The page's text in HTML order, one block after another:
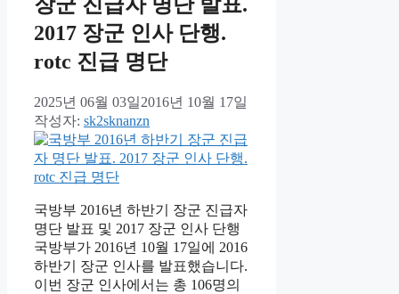
2017 장군 인사 단행.
rotc 진급 명단
2025년 06월 03일2016년 10월 17일
작성자: sk2sknanzn
국방부 2016년 하반기 장군 진급자
명단 발표 및 2017 장군 인사 단행
국방부가 2016년 10월 17일에 2016
하반기 장군 인사를 발표했습니다.
이번 장군 인사에서는 총 106명의